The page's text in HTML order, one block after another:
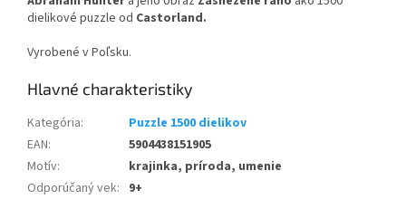
dielikové puzzle od Castorland.
Vyrobené v Poľsku.
Kategória:
Puzzle 1500 dielikov
EAN:
5904438151905
Motív:
krajinka, príroda, umenie
Odporúčaný vek: 9+